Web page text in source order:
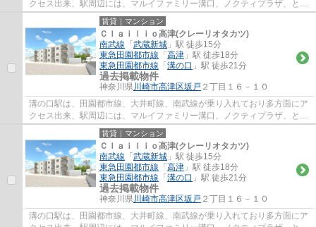
クセス出来、駅周辺には、マルイファミリー溝口、ノクティプラザ、とい
ったデパートやレストラン街、イトーヨー...
賃貸｜マンション
Ｃｌａｉｌｉｏ高津(クレーリオタカツ)
南武線 「 武蔵新城 」駅 徒歩15分
東急田園都市線 「 高津 」駅 徒歩18分
東急田園都市線 「 溝の口 」駅 徒歩21分
過去掲載物件
神奈川県川崎市高津区坂戸 ２丁目１６－１０
溝の口駅は、田園都市線、大井町線、南武線が乗り入れており多方面にア
クセス出来、駅周辺には、マルイファミリー溝口、ノクティプラザ、とい
ったデパートやレストラン街、イトーヨー...
賃貸｜マンション
Ｃｌａｉｌｉｏ高津(クレーリオタカツ)
南武線 「 武蔵新城 」駅 徒歩15分
東急田園都市線 「 高津 」駅 徒歩18分
東急田園都市線 「 溝の口 」駅 徒歩21分
過去掲載物件
神奈川県川崎市高津区坂戸 ２丁目１６－１０
溝の口駅は、田園都市線、大井町線、南武線が乗り入れており多方面にア